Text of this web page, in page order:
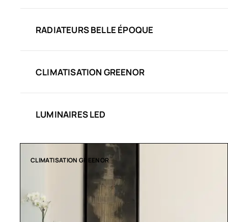
RADIATEURS BELLE ÉPOQUE
CLIMATISATION GREENOR
LUMINAIRES LED
CLIMATISATION GREENOR